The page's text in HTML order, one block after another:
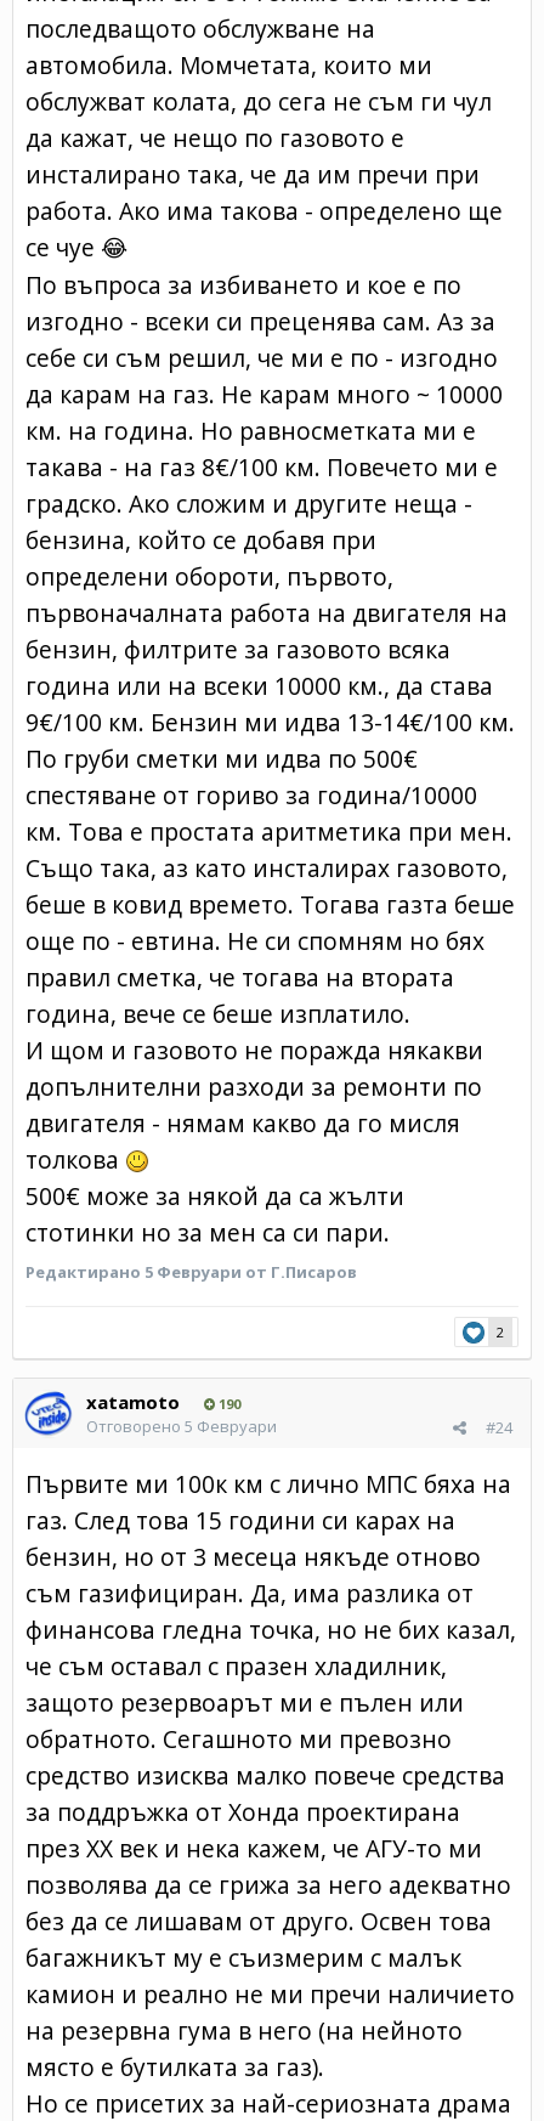
последващото обслужване на
автомобила. Момчетата, които ми
обслужват колата, до сега не съм ги чул
да кажат, че нещо по газовото е
инсталирано така, че да им пречи при
работа. Ако има такова - определено ще
се чуе 😂
По въпроса за избиването и кое е по
изгодно - всеки си преценява сам. Аз за
себе си съм решил, че ми е по - изгодно
да карам на газ. Не карам много ~ 10000
км. на година. Но равносметката ми е
такава - на газ 8€/100 км. Повечето ми е
градско. Ако сложим и другите неща -
бензина, който се добавя при
определени обороти, първото,
първоначалната работа на двигателя на
бензин, филтрите за газовото всяка
година или на всеки 10000 км., да става
9€/100 км. Бензин ми идва 13-14€/100 км.
По груби сметки ми идва по 500€
спестяване от гориво за година/10000
км. Това е простата аритметика при мен.
Също така, аз като инсталирах газовото,
беше в ковид времето. Тогава газта беше
още по - евтина. Не си спомням но бях
правил сметка, че тогава на втората
година, вече се беше изплатило.
И щом и газовото не поражда някакви
допълнителни разходи за ремонти по
двигателя - нямам какво да го мисля
толкова
500€ може за някой да са жълти
стотинки но за мен са си пари.
Редактирано 5 Февруари от Г.Писаров
2
xatamoto 190
#24
Отговорено 5 Февруари
Първите ми 100к км с лично МПС бяха на
газ. След това 15 години си карах на
бензин, но от 3 месеца някъде отново
съм газифициран. Да, има разлика от
финансова гледна точка, но не бих казал,
че съм оставал с празен хладилник,
защото резервоарът ми е пълен или
обратното. Сегашното ми превозно
средство изисква малко повече средства
за поддръжка от Хонда проектирана
през ХХ век и нека кажем, че АГУ-то ми
позволява да се грижа за него адекватно
без да се лишавам от друго. Освен това
багажникът му е съизмерим с малък
камион и реално не ми пречи наличието
на резервна гума в него (на нейното
място е бутилката за газ).
Но се присетих за най-сериозната драма